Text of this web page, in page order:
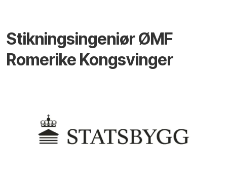
Stikningsingeniør ØMF
Romerike Kongsvinger